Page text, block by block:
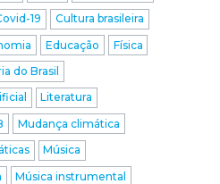
19
Cultura brasileira
Educação
Física
do Brasil
Literatura
Mudança climática
Música
Música instrumental